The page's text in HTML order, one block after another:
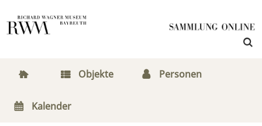
Objekte Personen
Kalender